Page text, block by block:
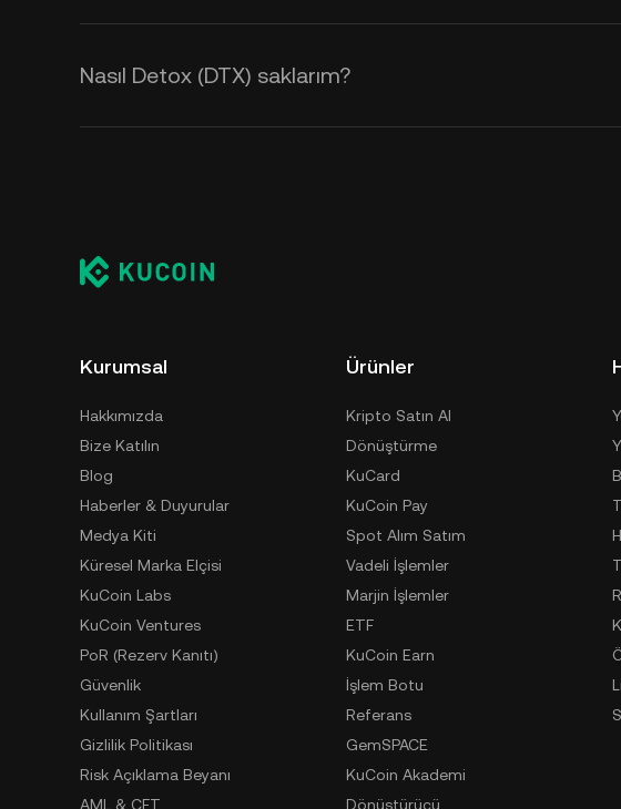
Nasıl Detox (DTX) saklarım?
Kurumsal
Hakkımızda
Bize Katılın
Blog
Haberler & Duyurular
Medya Kiti
Küresel Marka Elçisi
KuCoin Labs
KuCoin Ventures
PoR (Rezerv Kanıtı)
Güvenlik
Kullanım Şartları
Gizlilik Politikası
Risk Açıklama Beyanı
AML & CFT
Ürünler
Kripto Satın Al
Dönüştürme
KuCard
KuCoin Pay
Spot Alım Satım
Vadeli İşlemler
Marjin İşlemler
ETF
KuCoin Earn
İşlem Botu
Referans
GemSPACE
KuCoin Akademi
Dönüştürücü